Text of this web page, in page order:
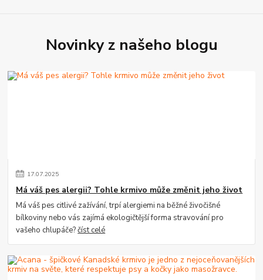
Novinky z našeho blogu
17.07.2025
Má váš pes alergii? Tohle krmivo může změnit jeho život
Má váš pes citlivé zažívání, trpí alergiemi na běžné živočišné
bílkoviny nebo vás zajímá ekologičtější forma stravování pro
vašeho chlupáče?číst celé